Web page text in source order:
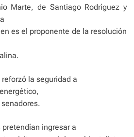
Marte, de Santiago Rodríguez y
es el proponente de la resolución
la seguridad a
ingresar a